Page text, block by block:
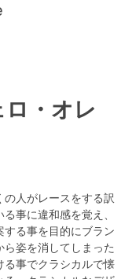
・オレ
人がレースをする訳
事に違和感を覚え、
する事を目的にブラン
ら姿を消してしまった
る事でクラシカルで懐